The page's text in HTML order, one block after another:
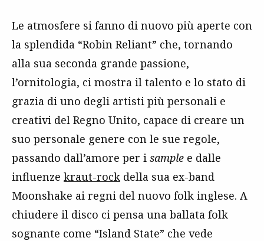
Le atmosfere si fanno di nuovo più aperte con
la splendida “Robin Reliant” che, tornando
alla sua seconda grande passione,
l’ornitologia, ci mostra il talento e lo stato di
grazia di uno degli artisti più personali e
creativi del Regno Unito, capace di creare un
suo personale genere con le sue regole,
passando dall’amore per i sample e dalle
influenze kraut-rock della sua ex-band
Moonshake ai regni del nuovo folk inglese. A
chiudere il disco ci pensa una ballata folk
sognante come “Island State” che vede